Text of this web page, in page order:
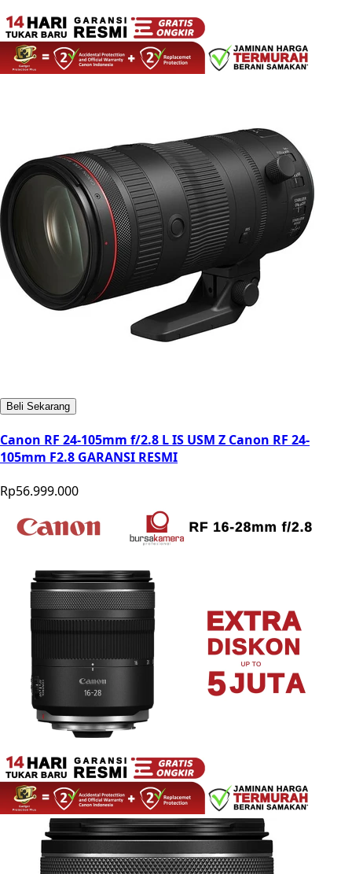
Beli Sekarang
Canon RF 24-105mm f/2.8 L IS USM Z Canon RF 24-
105mm F2.8 GARANSI RESMI
Rp56.999.000